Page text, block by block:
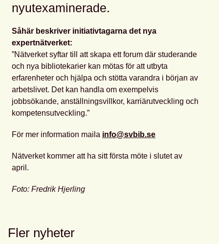
nyutexaminerade.
Såhär beskriver initiativtagarna det nya
expertnätverket:
”Nätverket syftar till att skapa ett forum där studerande
och nya bibliotekarier kan mötas för att utbyta
erfarenheter och hjälpa och stötta varandra i början av
arbetslivet. Det kan handla om exempelvis
jobbsökande, anställningsvillkor, karriärutveckling och
kompetensutveckling.”
För mer information maila info@svbib.se
Nätverket kommer att ha sitt första möte i slutet av
april.
Foto: Fredrik Hjerling
Fler nyheter